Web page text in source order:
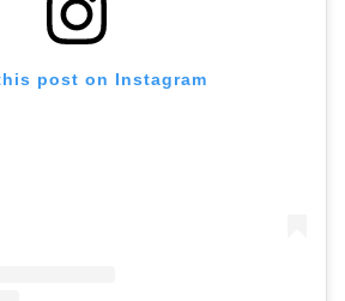
post on Instagram